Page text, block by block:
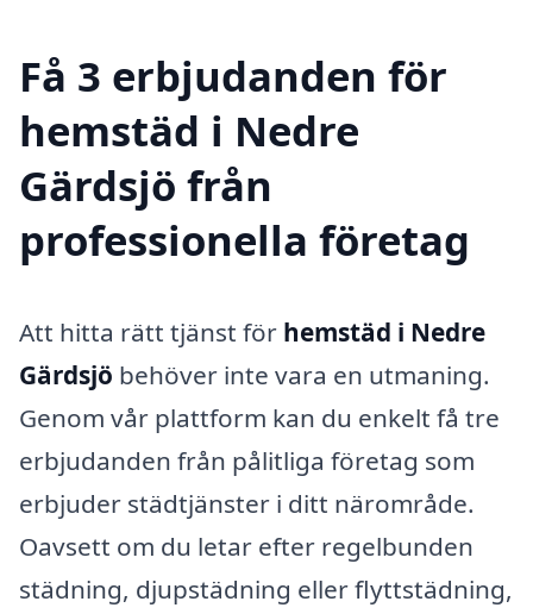
Få 3 erbjudanden för
hemstäd i Nedre
Gärdsjö från
professionella företag
Att hitta rätt tjänst för hemstäd i Nedre
Gärdsjö behöver inte vara en utmaning.
Genom vår plattform kan du enkelt få tre
erbjudanden från pålitliga företag som
erbjuder städtjänster i ditt närområde.
Oavsett om du letar efter regelbunden
städning, djupstädning eller flyttstädning,